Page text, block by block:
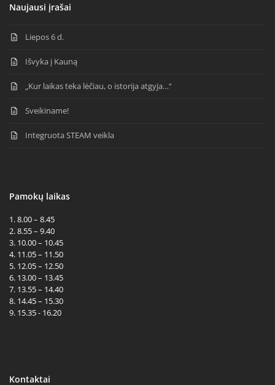
Naujausi įrašai
Liepos 6 d.
Išvyka į Kauną
„Kur laikas teka lėčiau, o istorija atgyja…“
Sveikiname!
Integruota STEAM veikla
Pamokų laikas
1. 8.00 – 8.45
2. 8.55 – 9.40
3. 10.00 – 10.45
4. 11.05 – 11.50
5. 12.05 – 12.50
6. 13.00 – 13.45
7. 13.55 – 14.40
8. 14.45 – 15.30
9. 15.35 - 16.20
Kontaktai